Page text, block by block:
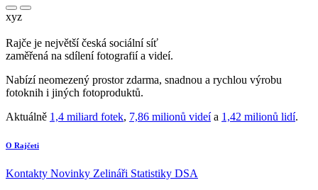
xyz
Rajče je největší česká sociální síť
zaměřená na sdílení fotografií a videí.
Nabízí neomezený prostor zdarma, snadnou a rychlou výrobu
fotoknih i jiných fotoproduktů.
Aktuálně 1,4 miliard fotek, 7,86 milionů videía 1,42 milionů lidí.
O Rajčeti
Kontakty Novinky Zelináři Statistiky DSA